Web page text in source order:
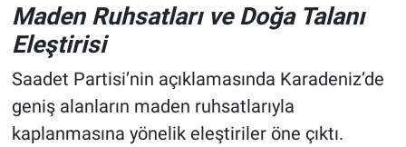
Maden Ruhsatları ve Doğa Talanı
Eleştirisi
Saadet Partisi’nin açıklamasında Karadeniz’de
geniş alanların maden ruhsatlarıyla
kaplanmasına yönelik eleştiriler öne çıktı.